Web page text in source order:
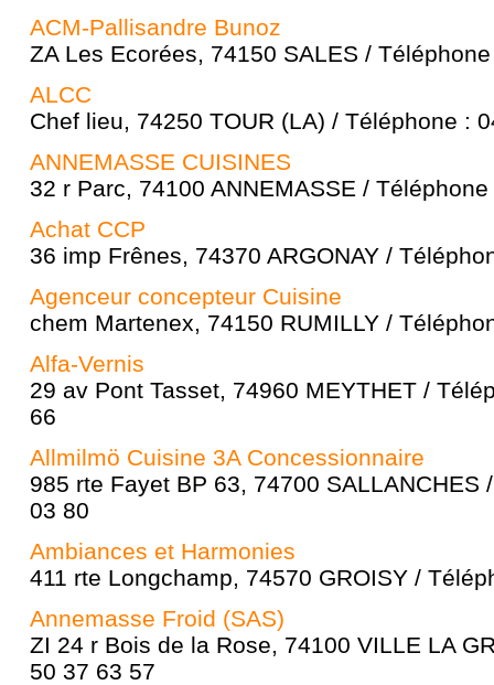
ACM-Pallisandre Bunoz
ZA Les Ecorées, 74150 SALES /
ALCC
Chef lieu, 74250 TOUR (LA) / Téléphone :
ANNEMASSE CUISINES
32 r Parc, 74100 ANNEMASSE /
Achat CCP
36 imp Frênes, 74370 ARGONAY /
Agenceur concepteur Cuisine
chem Martenex, 74150 RUMILLY /
Alfa-Vernis
29 av Pont Tasset, 74960 MEYTHET /
66
Allmilmö Cuisine 3A Concessionnaire
985 rte Fayet BP 63, 74700 SALLANCHES
03 80
Ambiances et Harmonies
411 rte Longchamp, 74570 GROISY /
Annemasse Froid (SAS)
ZI 24 r Bois de la Rose, 74100 VILLE LA
50 37 63 57